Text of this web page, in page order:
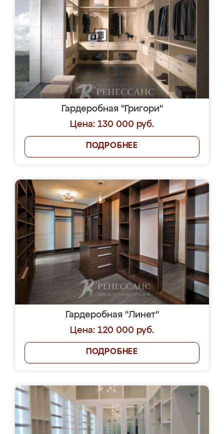
Гардеробная "Григори"
Цена: 130 000 руб.
ПОДРОБНЕЕ
Гардеробная "Линет"
Цена: 120 000 руб.
ПОДРОБНЕЕ